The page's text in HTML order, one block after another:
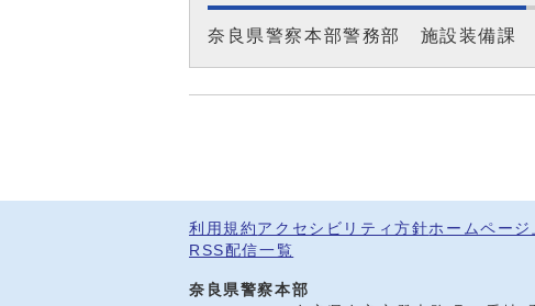
奈良県警察本部警務部 施設装備
利用規約 アクセシビリティ方針ホームペー
RSS配信一覧
奈良県警察本部